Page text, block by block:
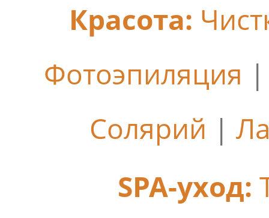
Красота:
Фотоэпиляция
Солярий |
SPA-уход: